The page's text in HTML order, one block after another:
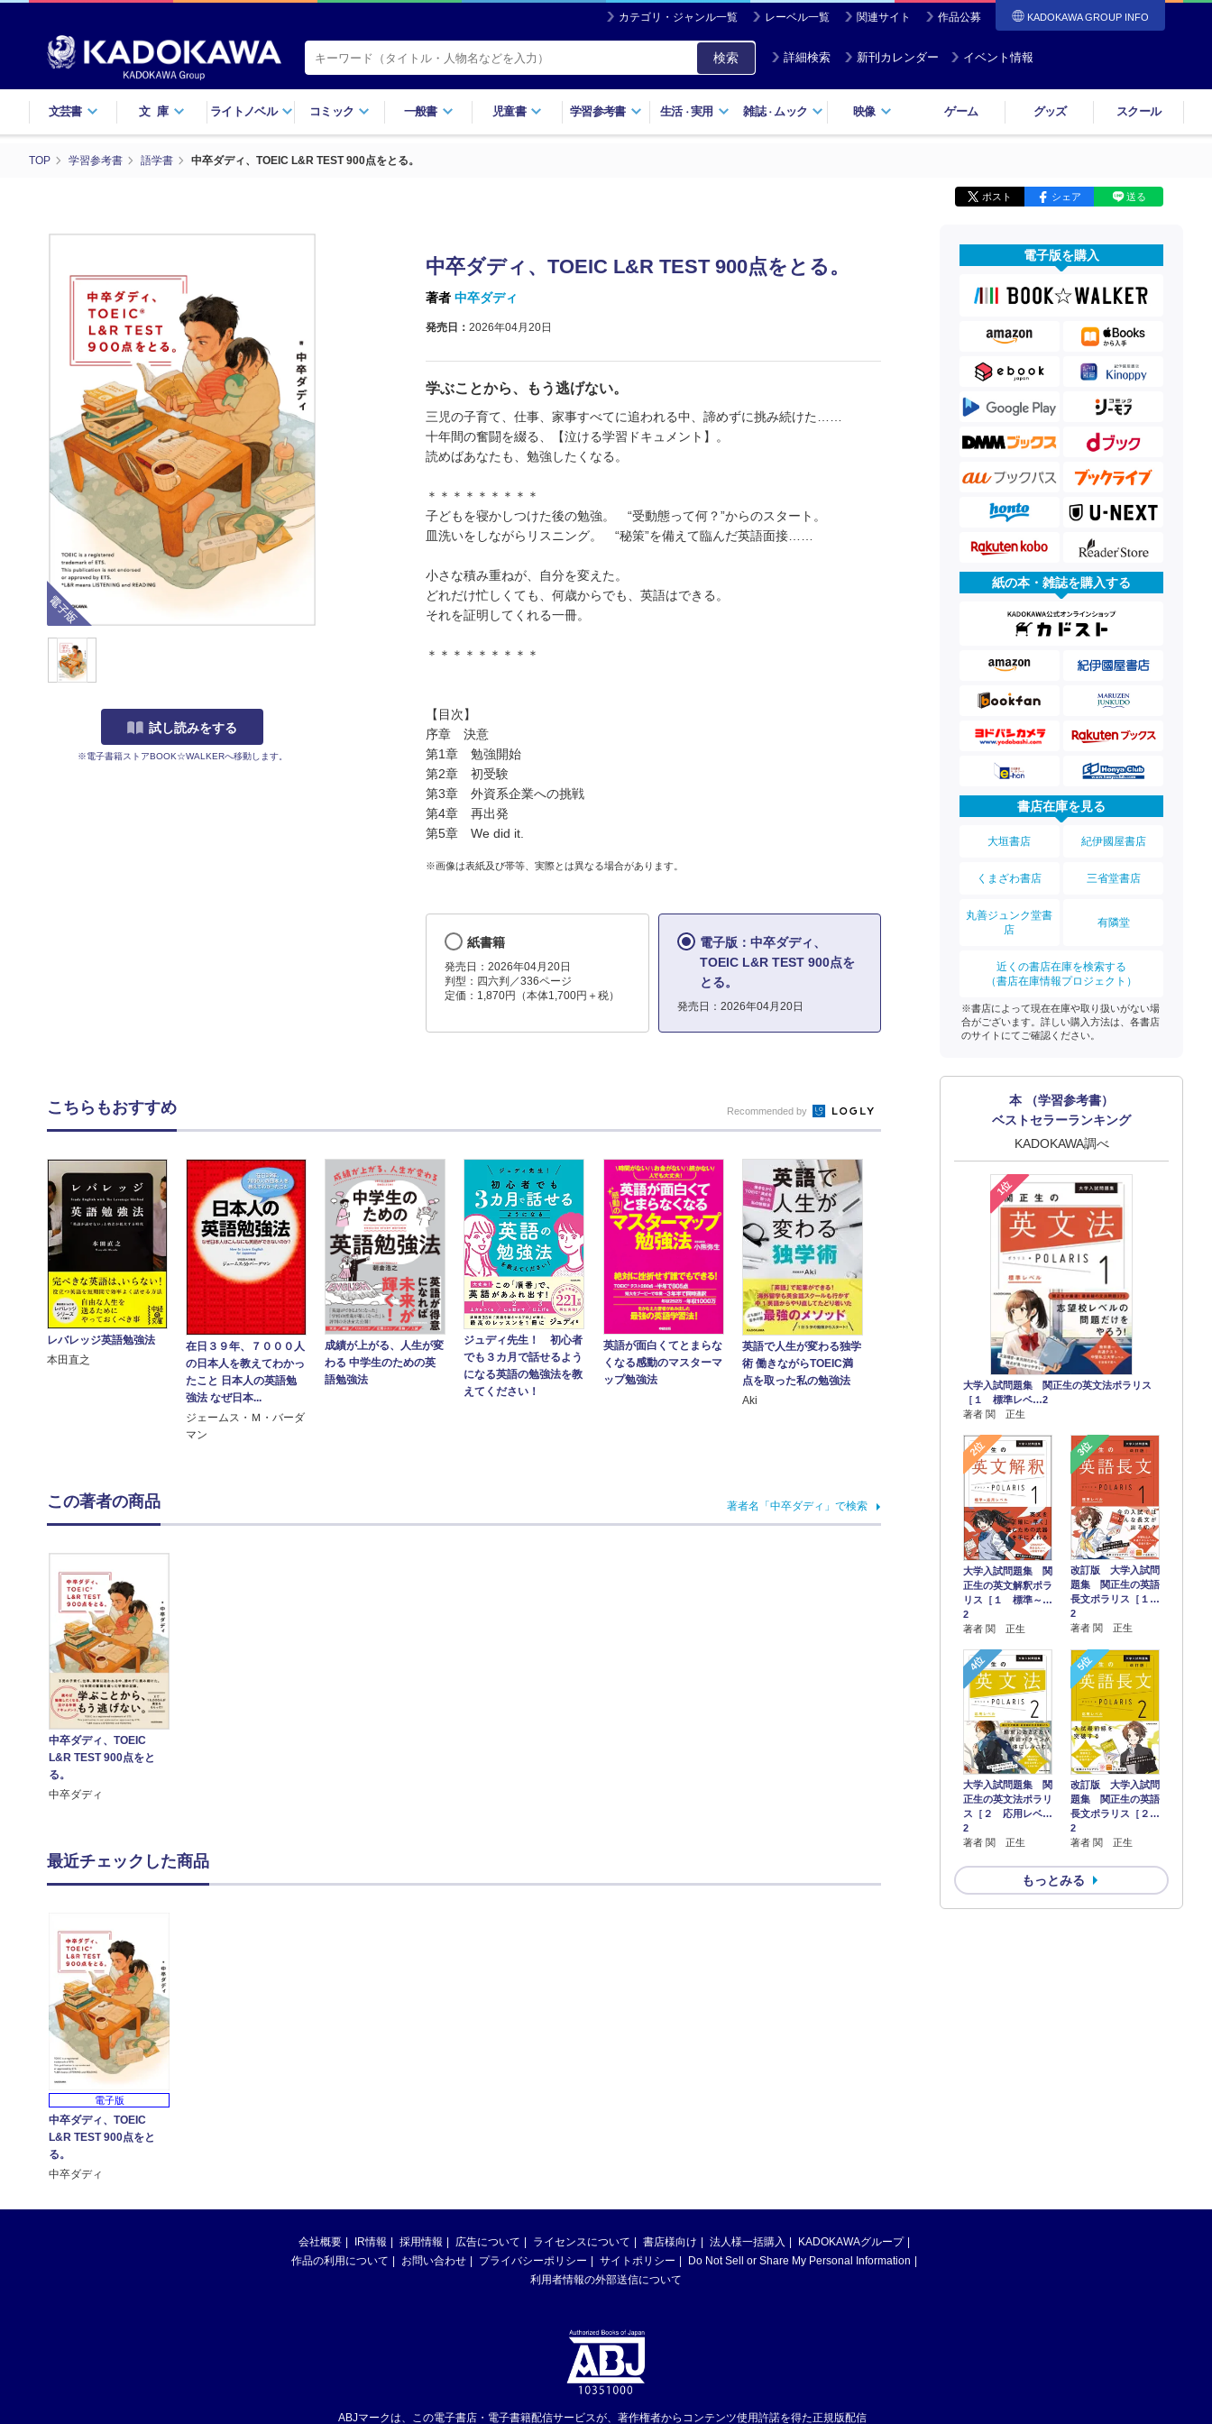
カテゴリ・ジャンル一覧 レーベル一覧 関連サイト 作品公募 KADOKAWA GROUP INFO
検索 詳細検索 新刊カレンダー イベント情報
文芸書 文庫 ライトノベル コミック 一般書 児童書 学習参考書 生活・実用 雑誌・ ムック 映像 ゲーム グッズ スクール
TOP 学習参考書 語学書 中卒ダディ、TOEIC L&R TEST 900点をとる。
ポスト シェア 送る
電子版
試し読みをする
※電子書籍ストアBOOK☆WALKERへ移動します。
中卒ダディ、TOEIC L&R TEST 900点をとる。
著者 中卒ダディ
発売日： 2026年04月20日
学ぶことから、もう逃げない。
三児の子育て、仕事、家事すべてに追われる中、諦めずに挑み続けた……
十年間の奮闘を綴る、【泣ける学習ドキュメント】。
読めばあなたも、勉強したくなる。
＊＊＊＊＊＊＊＊＊
子どもを寝かしつけた後の勉強。 “受動態って何？”からのスタート。
皿洗いをしながらリスニング。 “秘策”を備えて臨んだ英語面接……
小さな積み重ねが、自分を変えた。
どれだけ忙しくても、何歳からでも、英語はできる。
それを証明してくれる一冊。
＊＊＊＊＊＊＊＊＊
【目次】
序章 決意
第1章 勉強開始
第2章 初受験
第3章 外資系企業への挑戦
第4章 再出発
第5章 We did it.
※画像は表紙及び帯等、実際とは異なる場合があります。
紙書籍
発売日：2026年04月20日
判型：四六判／336ページ
定価：1,870円（本体1,700円＋税）
電子版：中卒ダディ、
TOEIC L&R TEST 900点を
とる。
発売日：2026年04月20日
電子版を購入
紙の本・雑誌を購入する
書店在庫を見る
大垣書店 紀伊國屋書店
くまざわ書店 三省堂書店
丸善ジュンク堂書
店
有隣堂
近くの書店在庫を検索する
（書店在庫情報プロジェクト）
※書店によって現在在庫や取り扱いがない場
合がございます。詳しい購入方法は、各書店
のサイトにてご確認ください。
本 （学習参考書）
ベストセラーランキング
KADOKAWA調べ
1位
大学入試問題集 関正生の英文法ポラリス
［１ 標準レベ…2
著者 関 正生
2位
大学入試問題集 関
正生の英文解釈ポラ
リス［１ 標準～…
2
著者 関 正生
3位
改訂版 大学入試問
題集 関正生の英語
長文ポラリス［１…
2
著者 関 正生
4位
大学入試問題集 関
正生の英文法ポラリ
ス［２ 応用レベ…
2
著者 関 正生
5位
改訂版 大学入試問
題集 関正生の英語
長文ポラリス［２…
2
著者 関 正生
もっとみる
こちらもおすすめ Recommended by
レバレッジ英語勉強法
本田直之
在日３９年、７０００人
の日本人を教えてわかっ
たこと 日本人の英語勉
強法 なぜ日本...
ジェームス・Ｍ・バーダ
マン
成績が上がる、人生が変
わる 中学生のための英
語勉強法
ジュディ先生！ 初心者
でも３カ月で話せるよう
になる英語の勉強法を教
えてください！
英語が面白くてとまらな
くなる感動のマスターマ
ップ勉強法
英語で人生が変わる独学
術 働きながらTOEIC満
点を取った私の勉強法
Aki
この著者の商品 著者名「中卒ダディ」で検索
中卒ダディ、TOEIC
L&R TEST 900点をと
る。
中卒ダディ
最近チェックした商品
電子版
中卒ダディ、TOEIC
L&R TEST 900点をと
る。
中卒ダディ
会社概要 IR情報 採用情報 広告について ライセンスについて 書店様向け 法人様一括購入
KADOKAWAグループ
作品の利用について
お問い合わせ プライバシーポリシー サイトポリシー
Do Not Sell or Share My Personal Information
利用者情報の外部送信について
ABJマークは、この電子書店・電子書籍配信サービスが、著作権者からコンテンツ使用許諾を得た正規版配信